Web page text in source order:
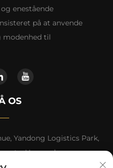
enestående
på at anvende
modenhed til
OS
Yandong Logistics Park,
Heyuan by